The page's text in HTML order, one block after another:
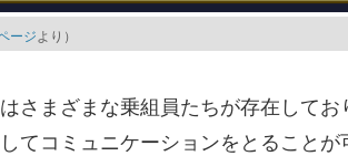
ージより）
さまざまな乗組員たちが存在して
てコミュニケーションをとること